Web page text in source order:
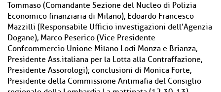
Tommaso (Comandante Sezione del Nucleo di Polizia
Economico finanziaria di Milano), Edoardo Francesco
Mazzilli (Responsabile Ufficio investigazioni dell’Agenzia
Dogane), Marco Peserico (Vice Presidente
Confcommercio Unione Milano Lodi Monza e Brianza,
Presidente Ass.italiana per la Lotta alla Contraffazione,
Presidente Assorologi); conclusioni di Monica Forte,
Presidente della Commissione Antimafia del Consiglio